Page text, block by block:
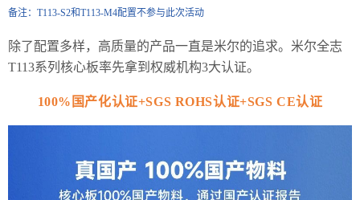
备注：T113-S2和T113-M4配置不参与此次活动
除了配置多样，高质量的产品一直是米尔的追求。米尔全志
T113系列核心板率先拿到权威机构3大认证。
100%国产化认证+SGS ROHS认证+SGS CE认证